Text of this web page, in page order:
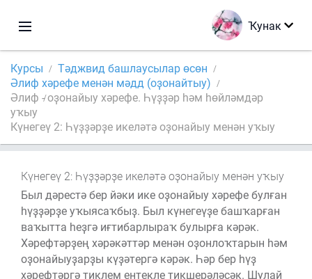
Ҡунак
Курсы
Тәджвид башлаусылар өсөн
Әлиф хәрефе менән мәдд (оҙонайтыу)
Әлиф - оҙонайыу хәрефе. Һүҙҙәр һәм һөйләмдәр
уҡыу
Күнегеү 2: Һүҙҙәрҙе икеләтә оҙонайыу менән уҡыу
Күнегеү 2: Һүҙҙәрҙе икеләтә оҙонайыу менән уҡыу
Был дәрестә бер йәки ике оҙонайыу хәрефе булған
һүҙҙәрҙе уҡыясаҡбыҙ. Был күнегеүҙе башҡарған
ваҡытта һеҙгә иғтибарлыраҡ булырға кәрәк.
Хәрефтәрҙең хәрәкәттәр менән оҙонлоҡтарын һәм
оҙонайыуҙарҙы күҙәтергә кәрәк. Һәр бер һүҙ
хәрефтәргә тиклем ентекле тикшерәләсәк. Шулай